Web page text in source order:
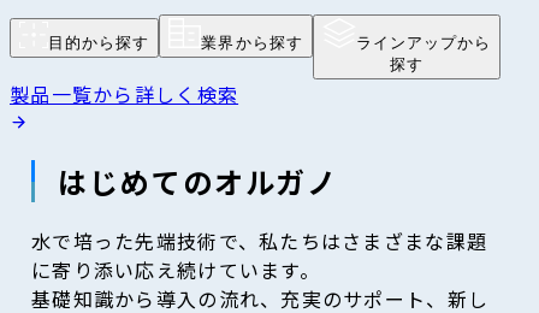
目的から探す 業界から探す
ラインアップから
探す
製品一覧から詳しく検索
はじめてのオルガノ
水で培った先端技術で、私たちはさまざまな課題
に寄り添い応え続けています。
基礎知識から導入の流れ、充実のサポート、新し